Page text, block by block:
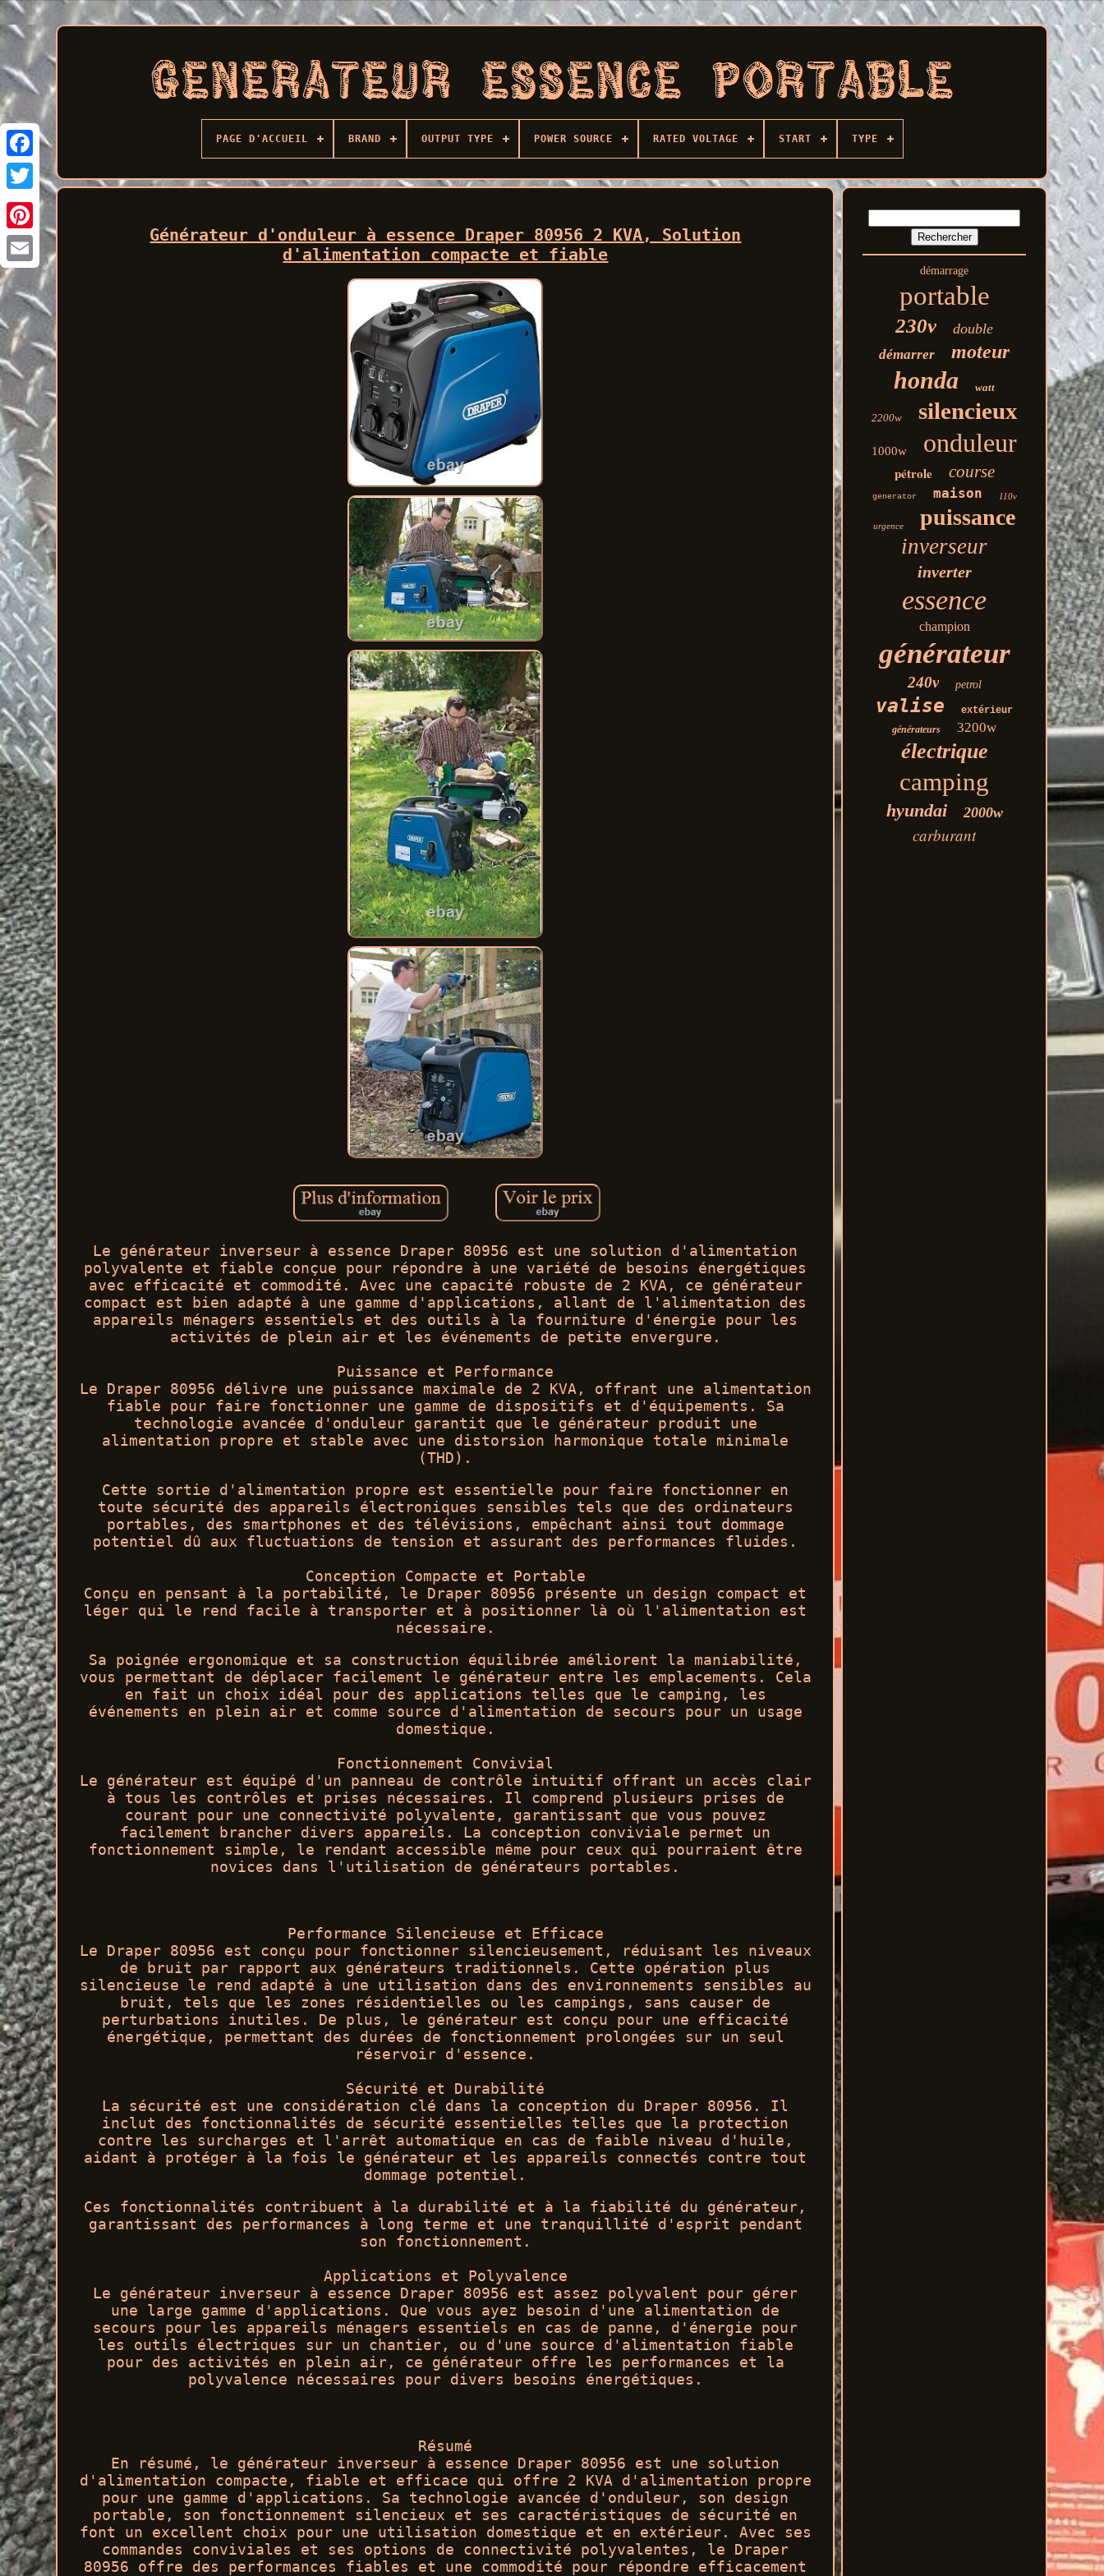
Facebook
PAGE D'ACCUEIL BRAND OUTPUT TYPE POWER SOURCE RATED VOLTAGE START TYPE
Générateur d'onduleur à essence Draper 80956 2 KVA, Solution
d'alimentation compacte et fiable
Le générateur inverseur à essence Draper 80956 est une solution d'alimentation
polyvalente et fiable conçue pour répondre à une variété de besoins énergétiques
avec efficacité et commodité. Avec une capacité robuste de 2 KVA, ce générateur
compact est bien adapté à une gamme d'applications, allant de l'alimentation des
appareils ménagers essentiels et des outils à la fourniture d'énergie pour les
activités de plein air et les événements de petite envergure.
Puissance et Performance
Le Draper 80956 délivre une puissance maximale de 2 KVA, offrant une alimentation
fiable pour faire fonctionner une gamme de dispositifs et d'équipements. Sa
technologie avancée d'onduleur garantit que le générateur produit une
alimentation propre et stable avec une distorsion harmonique totale minimale
(THD).
Cette sortie d'alimentation propre est essentielle pour faire fonctionner en
toute sécurité des appareils électroniques sensibles tels que des ordinateurs
portables, des smartphones et des télévisions, empêchant ainsi tout dommage
potentiel dû aux fluctuations de tension et assurant des performances fluides.
Conception Compacte et Portable
Conçu en pensant à la portabilité, le Draper 80956 présente un design compact et
léger qui le rend facile à transporter et à positionner là où l'alimentation est
nécessaire.
Sa poignée ergonomique et sa construction équilibrée améliorent la maniabilité,
vous permettant de déplacer facilement le générateur entre les emplacements. Cela
en fait un choix idéal pour des applications telles que le camping, les
événements en plein air et comme source d'alimentation de secours pour un usage
domestique.
Fonctionnement Convivial
Le générateur est équipé d'un panneau de contrôle intuitif offrant un accès clair
à tous les contrôles et prises nécessaires. Il comprend plusieurs prises de
courant pour une connectivité polyvalente, garantissant que vous pouvez
facilement brancher divers appareils. La conception conviviale permet un
fonctionnement simple, le rendant accessible même pour ceux qui pourraient être
novices dans l'utilisation de générateurs portables.
Performance Silencieuse et Efficace
Le Draper 80956 est conçu pour fonctionner silencieusement, réduisant les niveaux
de bruit par rapport aux générateurs traditionnels. Cette opération plus
silencieuse le rend adapté à une utilisation dans des environnements sensibles au
bruit, tels que les zones résidentielles ou les campings, sans causer de
perturbations inutiles. De plus, le générateur est conçu pour une efficacité
énergétique, permettant des durées de fonctionnement prolongées sur un seul
réservoir d'essence.
Sécurité et Durabilité
La sécurité est une considération clé dans la conception du Draper 80956. Il
inclut des fonctionnalités de sécurité essentielles telles que la protection
contre les surcharges et l'arrêt automatique en cas de faible niveau d'huile,
aidant à protéger à la fois le générateur et les appareils connectés contre tout
dommage potentiel.
Ces fonctionnalités contribuent à la durabilité et à la fiabilité du générateur,
garantissant des performances à long terme et une tranquillité d'esprit pendant
son fonctionnement.
Applications et Polyvalence
Le générateur inverseur à essence Draper 80956 est assez polyvalent pour gérer
une large gamme d'applications. Que vous ayez besoin d'une alimentation de
secours pour les appareils ménagers essentiels en cas de panne, d'énergie pour
les outils électriques sur un chantier, ou d'une source d'alimentation fiable
pour des activités en plein air, ce générateur offre les performances et la
polyvalence nécessaires pour divers besoins énergétiques.
Résumé
En résumé, le générateur inverseur à essence Draper 80956 est une solution
d'alimentation compacte, fiable et efficace qui offre 2 KVA d'alimentation propre
pour une gamme d'applications. Sa technologie avancée d'onduleur, son design
portable, son fonctionnement silencieux et ses caractéristiques de sécurité en
font un excellent choix pour une utilisation domestique et en extérieur. Avec ses
commandes conviviales et ses options de connectivité polyvalentes, le Draper
80956 offre des performances fiables et une commodité pour répondre efficacement
démarrage
portable
230v double
démarrer moteur
honda watt
2200w silencieux
1000w onduleur
pétrole course
generator maison 110v
urgence puissance
inverseur
inverter
essence
champion
générateur
240v petrol
valise
extérieur
générateurs
3200w
électrique
camping
hyundai 2000w
carburant